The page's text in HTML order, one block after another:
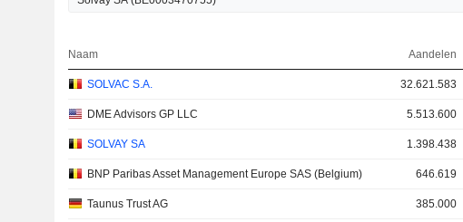
Naam Aandelen
SOLVAC S.A. 32.621.583
DME Advisors GP LLC 5.513.600
SOLVAY SA 1.398.438
BNP Paribas Asset Management Europe SAS (Belgium) 646.619
Taunus Trust AG 385.000